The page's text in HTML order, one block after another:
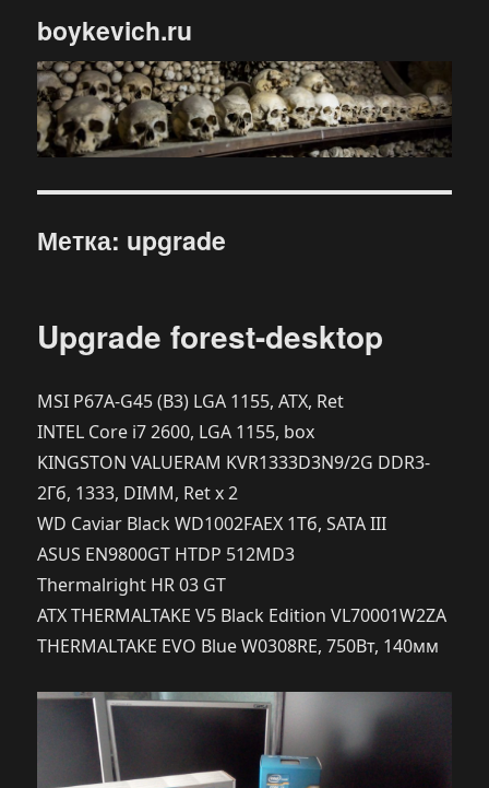
boykevich.ru
Метка: upgrade
Upgrade forest-desktop
MSI P67A-G45 (B3) LGA 1155, ATX, Ret
INTEL Core i7 2600, LGA 1155, box
KINGSTON VALUERAM KVR1333D3N9/2G DDR3-
2Гб, 1333, DIMM, Ret x 2
WD Caviar Black WD1002FAEX 1Тб, SATA III
ASUS EN9800GT HTDP 512MD3
Thermalright HR 03 GT
ATX THERMALTAKE V5 Black Edition VL70001W2ZA
THERMALTAKE EVO Blue W0308RE, 750Вт, 140мм